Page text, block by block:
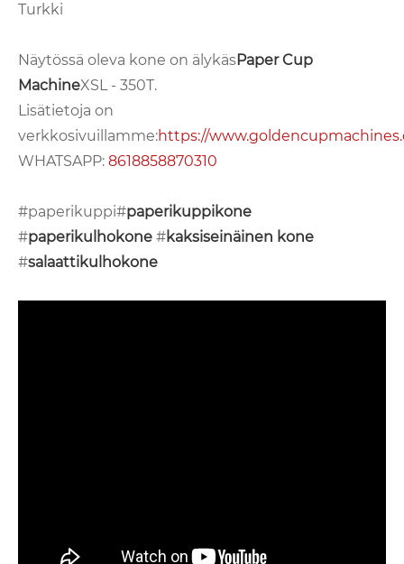
Turkki
Näytössä oleva kone on älykäsPaper Cup
MachineXSL - 350T.
Lisätietoja on
verkkosivuillamme:https://
WHATSAPP: 8618858870310
#paperikuppi#paperikuppikone
#paperikulhokone #kaksiseinäinen kone
#salaattikulhokone